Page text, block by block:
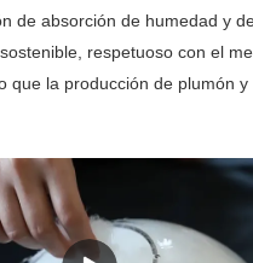
de absorción de humedad y
respetuoso con el
que la producción de plumón